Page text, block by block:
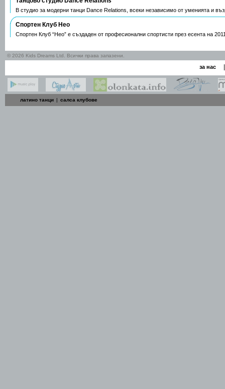
В студио за модерни танци Dance Relations, всеки независимо от уменията и
Спортен Клуб Нео
Спортен Клуб “Нео” е създаден от професионални спортисти през есента на
© 2026 Kids Dreams Ltd. Всички права запазени.
за нас
латино танци | салса клубове